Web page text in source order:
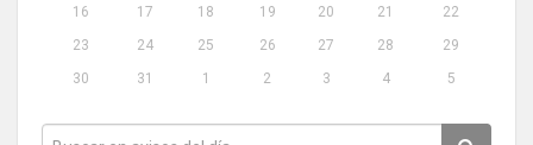
16
17 18 19 20 21
22
23
24 25 26 27 28
29
30
31 1 2 3 4 5